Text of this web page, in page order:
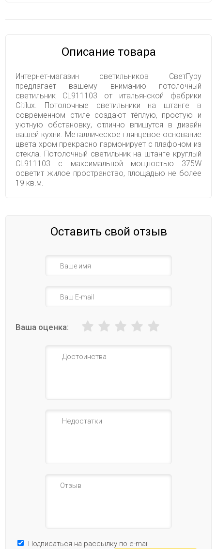
Описание товара
Интернет-магазин светильников СветГуру
предлагает вашему вниманию потолочный
светильник CL911103 от итальянской фабрики
Citilux. Потолочные светильники на штанге в
современном стиле создают тёплую, простую и
уютную обстановку, отлично впишутся в дизайн
вашей кухни. Металлическое глянцевое основание
цвета хром прекрасно гармонирует с плафоном из
стекла. Потолочный светильник на штанге круглый
CL911103 с максимальной мощностью 375W
осветит жилое пространство, площадью не более
19 кв.м.
Оставить свой отзыв
Ваша оценка:
Подписаться на рассылку по e-mail